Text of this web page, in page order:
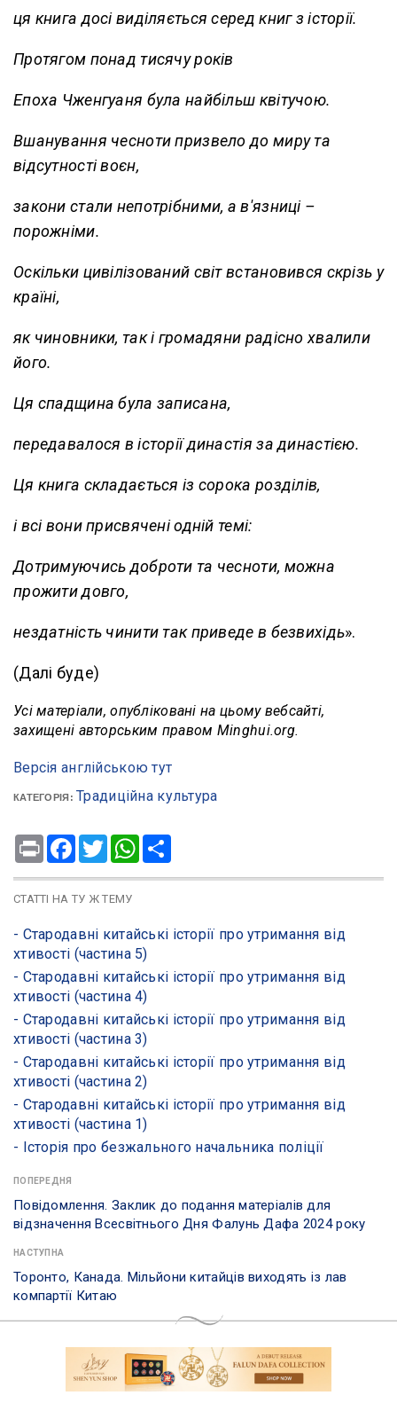
ця книга досі виділяється серед книг з історії.
Протягом понад тисячу років
Епоха Чженгуаня була найбільш квітучою.
Вшанування чесноти призвело до миру та
відсутності воєн,
закони стали непотрібними, а в'язниці –
порожніми.
Оскільки цивілізований світ встановився скрізь у
країні,
як чиновники, так і громадяни радісно хвалили
його.
Ця спадщина була записана,
передавалося в історії династія за династією.
Ця книга складається із сорока розділів,
і всі вони присвячені одній темі:
Дотримуючись доброти та чесноти, можна
прожити довго,
нездатність чинити так приведе в безвихідь».
(Далі буде)
Усі матеріали, опубліковані на цьому вебсайті,
захищені авторським правом Minghui.org.
Версія англійською тут
КАТЕГОРІЯ: Традиційна культура
Print Facebook
TwitterWhatsApp
СТАТТІ НА ТУ Ж ТЕМУ
- Стародавні китайські історії про утримання від
хтивості (частина 5)
- Стародавні китайські історії про утримання від
хтивості (частина 4)
- Стародавні китайські історії про утримання від
хтивості (частина 3)
- Стародавні китайські історії про утримання від
хтивості (частина 2)
- Стародавні китайські історії про утримання від
хтивості (частина 1)
- ​Історія про безжального начальника поліції
ПОПЕРЕДНЯ
Повідомлення. Заклик до подання матеріалів для
відзначення Всесвітнього Дня Фалунь Дафа 2024 року
НАСТУПНА
Торонто, Канада. Мільйони китайців виходять із лав
компартії Китаю